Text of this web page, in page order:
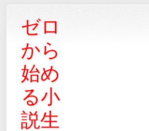
ゼロ
から
始め
る小
説生